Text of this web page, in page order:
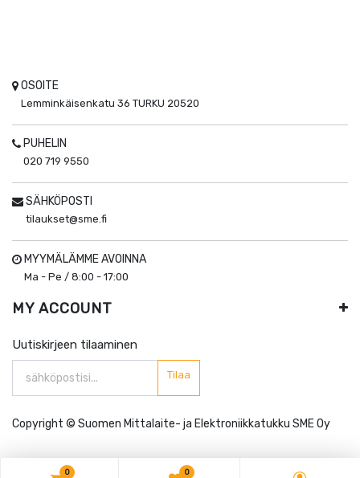
0 0
0 0
OSOITE
Lemminkäisenkatu 36 TURKU 20520
PUHELIN
020 719 9550
SÄHKÖPOSTI
tilaukset@sme.fi
MYYMÄLÄMME AVOINNA
Ma - Pe / 8:00 - 17:00
MY ACCOUNT
Uutiskirjeen tilaaminen
Tilaa
Copyright © Suomen Mittalaite- ja Elektroniikkatukku SME Oy